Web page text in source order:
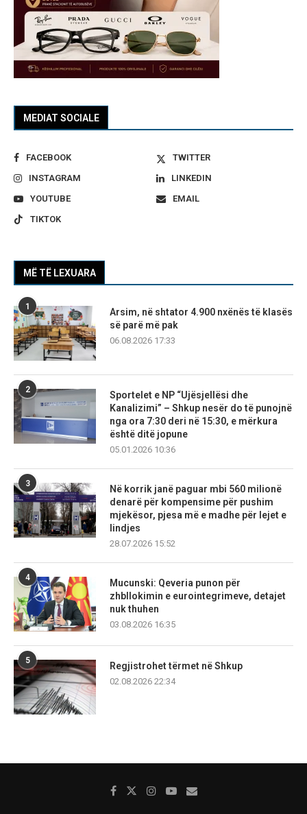
MEDIAT SOCIALE
FACEBOOK
TWITTER
INSTAGRAM
LINKEDIN
YOUTUBE
EMAIL
TIKTOK
MË TË LEXUARA
1
Arsim, në shtator 4.900 nxënës të klasës
së parë më pak
06.08.2026 17:33
2
Sportelet e NP “Ujësjellësi dhe
Kanalizimi” – Shkup nesër do të punojnë
nga ora 7:30 deri në 15:30, e mërkura
është ditë jopune
05.01.2026 10:36
3
Në korrik janë paguar mbi 560 milionë
denarë për kompensime për pushim
mjekësor, pjesa më e madhe për lejet e
lindjes
28.07.2026 15:52
4
Mucunski: Qeveria punon për
zhbllokimin e eurointegrimeve, detajet
nuk thuhen
03.08.2026 16:35
5
Regjistrohet tërmet në Shkup
02.08.2026 22:34